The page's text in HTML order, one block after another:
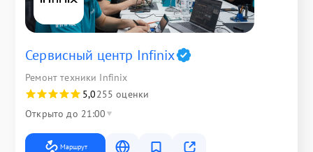
Сервисный центр Infinix
Ремонт техники Infinix
5,0255 оценки
Открыто до 21:00
Маршрут